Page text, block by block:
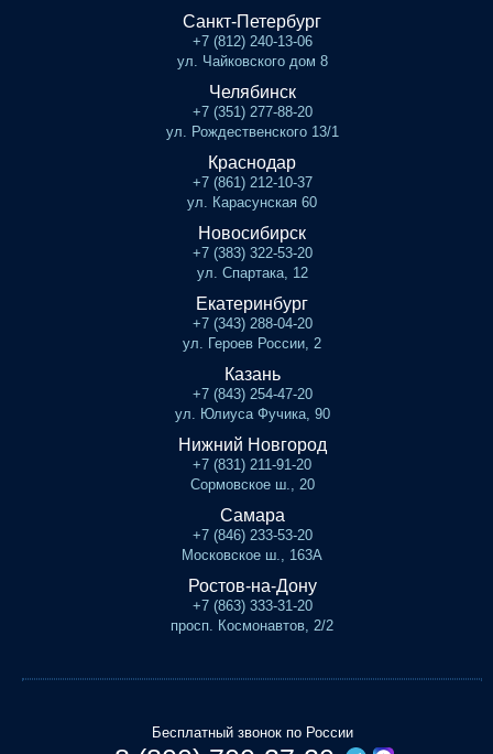
Санкт-Петербург
+7 (812) 240-13-06
ул. Чайковского дом 8
Челябинск
+7 (351) 277-88-20
ул. Рождественского 13/1
Краснодар
+7 (861) 212-10-37
ул. Карасунская 60
Новосибирск
+7 (383) 322-53-20
ул. Спартака, 12
Екатеринбург
+7 (343) 288-04-20
ул. Героев России, 2
Казань
+7 (843) 254-47-20
ул. Юлиуса Фучика, 90
Нижний Новгород
+7 (831) 211-91-20
Сормовское ш., 20
Самара
+7 (846) 233-53-20
Московское ш., 163А
Ростов-на-Дону
+7 (863) 333-31-20
просп. Космонавтов, 2/2
Бесплатный звонок по России